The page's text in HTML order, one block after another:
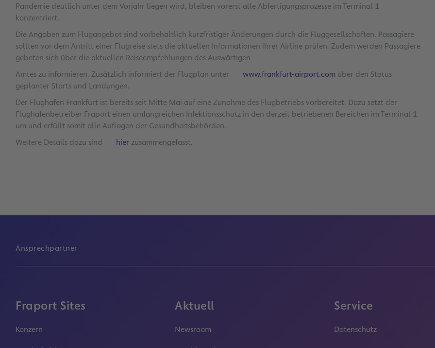
Pandemie deutlich unter dem Vorjahr liegen wird, bleiben vorerst alle Abfertigungsprozesse im Terminal 1
konzentriert.
Die Angaben zum Flugangebot sind vorbehaltlich kurzfristiger Änderungen durch die Fluggesellschaften. Passagiere
sollten vor dem Antritt einer Flugreise stets die aktuellen Informationen ihrer Airline prüfen. Zudem werden Passagiere
gebeten sich über die aktuellen Reiseempfehlungen des Auswärtigen
Amtes zu informieren. Zusätzlich informiert der Flugplan unter
www.frankfurt-airport.com über den Status
geplanter Starts und Landungen.
Der Flughafen Frankfurt ist bereits seit Mitte Mai auf eine Zunahme des Flugbetriebs vorbereitet. Dazu setzt der
Flughafenbetreiber Fraport einen umfangreichen Infektionsschutz in den derzeit betriebenen Bereichen im Terminal 1
um und erfüllt somit alle Auflagen der Gesundheitsbehörden.
Weitere Details dazu sind
hier zusammengefasst.
Ansprechpartner
Fraport Sites
Konzern
Aktuell
Newsroom
Service
Datenschutz